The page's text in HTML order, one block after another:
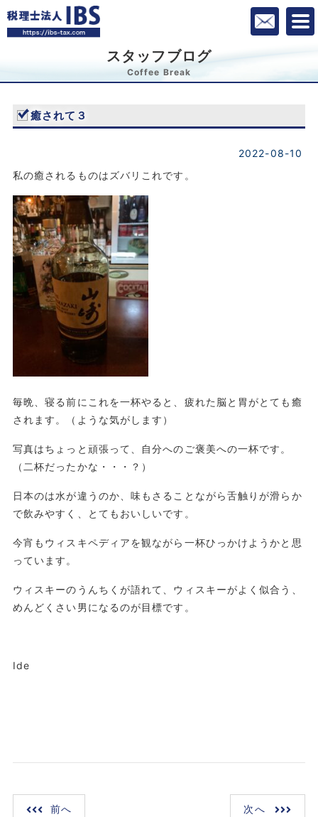
スタッフブログ
Coffee Break
癒されて３
2022-08-10
私の癒されるものはズバリこれです。
毎晩、寝る前にこれを一杯やると、疲れた脳と胃がとても癒
されます。（ような気がします）
写真はちょっと頑張って、自分へのご褒美への一杯です。
（二杯だったかな・・・？）
日本のは水が違うのか、味もさることながら舌触りが滑らか
で飲みやすく、とてもおいしいです。
今宵もウィスキペディアを観ながら一杯ひっかけようかと思
っています。
ウィスキーのうんちくが語れて、ウィスキーがよく似合う、
めんどくさい男になるのが目標です。
Ide
前へ 次へ